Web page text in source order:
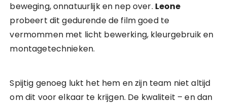
beweging, onnatuurlijk en nep over. Leone
probeert dit gedurende de film goed te
vermommen met licht bewerking, kleurgebruik en
montagetechnieken.
Spijtig genoeg lukt het hem en zijn team niet altijd
om dit voor elkaar te krijgen. De kwaliteit – en dan